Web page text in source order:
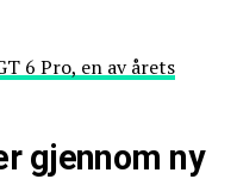
6 Pro, en av årets
gjennom ny